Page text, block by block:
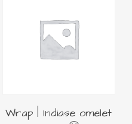
€7,50
Wrap | Indiase omelet